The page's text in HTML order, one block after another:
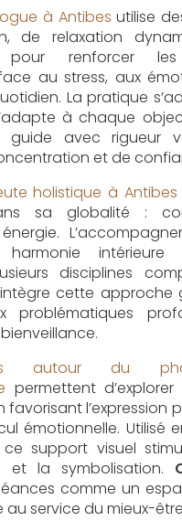
à Antibes utilise
de relaxation
pour renforcer
au stress, aux
La pratique
à chaque
guide avec rigueur
et de
holistique à Antibes
sa globalité :
intérieure
disciplines
intègre cette approche
problématiques
autour du
permettent d’explorer
favorisant l’expression
émotionnelle. Utilisé
ce support visuel
et la symbolisation.
comme un
service du mieux-